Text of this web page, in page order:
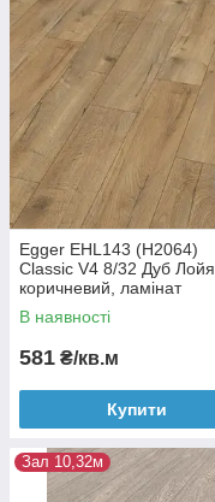
Egger EHL143 (H2064)
Classic V4 8/32 Дуб Лойя
коричневий, ламінат
В наявності
581 ₴/кв.м
Купити
Зал 10,32м